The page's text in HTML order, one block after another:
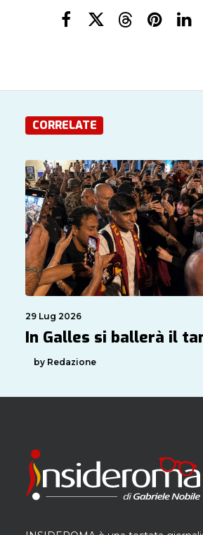
CORRELATE
29 Lug 2026
In Galles si ballerà il
by Redazione